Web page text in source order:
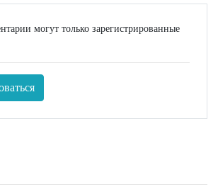
могут только зарегистрированные